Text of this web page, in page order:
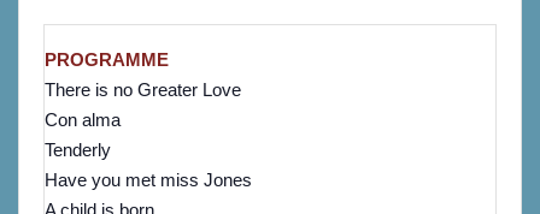
PROGRAMME
There is no Greater Love
Con alma
Tenderly
Have you met miss Jones
A child is born